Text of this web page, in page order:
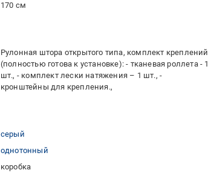
170 см
Рулонная штора открытого типа, комплект креплений
(полностью готова к установке): - тканевая роллета - 1
шт., - комплект лески натяжения – 1 шт., -
кронштейны для крепления.,
серый
однотонный
коробка